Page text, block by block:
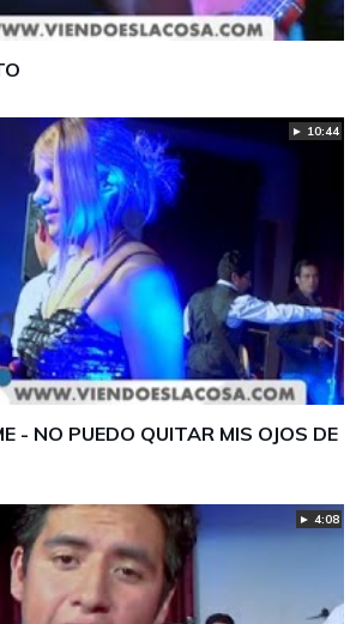
► 10:44
- NO PUEDO QUITAR MIS OJOS DE
► 4:08